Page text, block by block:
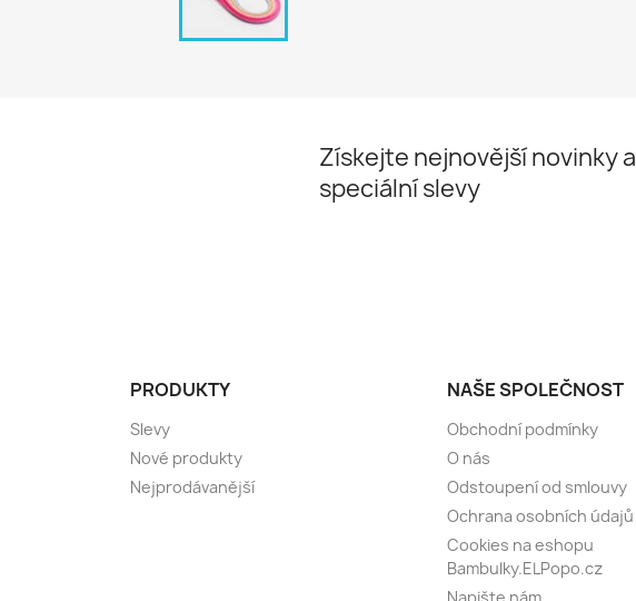
Získejte nejnovější novinky a
speciální slevy
PRODUKTY
Slevy
Nové produkty
Nejprodávanější
NAŠE SPOLEČNOST
Obchodní podmínky
O nás
Odstoupení od smlouvy
Ochrana osobních údajů
Cookies na eshopu
Bambulky.ELPopo.cz